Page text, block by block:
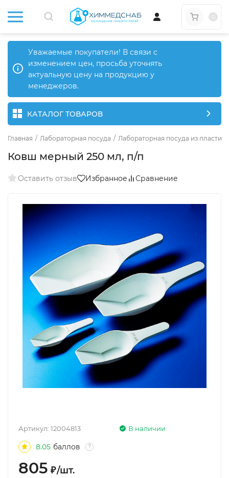
Уважаемые покупатели! В связи с
изменением цен, просьба уточнять
актуальную цену на продукцию у
менеджеров.
КАТАЛОГ ТОВАРОВ
Главная / Лабораторная посуда / Лабораторная посуда из пластика
Ковш мерный 250 мл, п/п
Оставить отзыв Избранное Сравнение
В наличии
Артикул: 12004813
8.05 баллов ?
805 ₽/шт.